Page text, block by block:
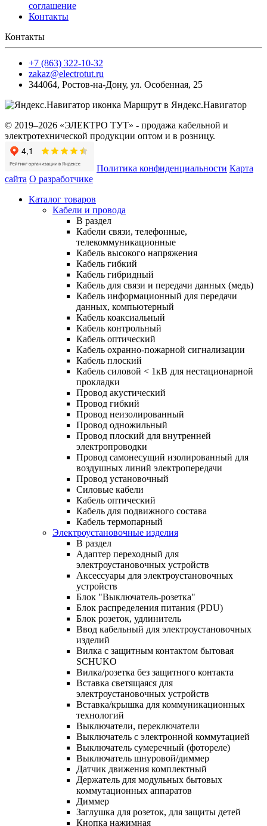
соглашение
Контакты
Контакты
+7 (863) 322-10-32
zakaz@electrotut.ru
344064, Ростов-на-Дону, ул. Особенная, 25
Маршрут в Яндекс.Навигатор
© 2019–2026 «ЭЛЕКТРО ТУТ» - продажа кабельной и
электротехнической продукции оптом и в розницу.
Политика конфиденциальности Карта
сайта О разработчике
Каталог товаров
Кабели и провода
В раздел
Кабели связи, телефонные,
телекоммуникационные
Кабель высокого напряжения
Кабель гибкий
Кабель гибридный
Кабель для связи и передачи данных (медь)
Кабель информационный для передачи
данных, компьютерный
Кабель коаксиальный
Кабель контрольный
Кабель оптический
Кабель охранно-пожарной сигнализации
Кабель плоский
Кабель силовой < 1кВ для нестационарной
прокладки
Провод акустический
Провод гибкий
Провод неизолированный
Провод одножильный
Провод плоский для внутренней
электропроводки
Провод самонесущий изолированный для
воздушных линий электропередачи
Провод установочный
Силовые кабели
Кабель оптический
Кабель для подвижного состава
Кабель термопарный
Электроустановочные изделия
В раздел
Адаптер переходный для
электроустановочных устройств
Аксессуары для электроустановочных
устройств
Блок "Выключатель-розетка"
Блок распределения питания (PDU)
Блок розеток, удлинитель
Ввод кабельный для электроустановочных
изделий
Вилка с защитным контактом бытовая
SCHUKO
Вилка/розетка без защитного контакта
Вставка светящаяся для
электроустановочных устройств
Вставка/крышка для коммуникационных
технологий
Выключатели, переключатели
Выключатель с электронной коммутацией
Выключатель сумеречный (фотореле)
Выключатель шнуровой/диммер
Датчик движения комплектный
Держатель для модульных бытовых
коммутационных аппаратов
Диммер
Заглушка для розеток, для защиты детей
Кнопка нажимная